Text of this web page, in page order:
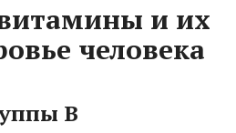
и их
человека
В